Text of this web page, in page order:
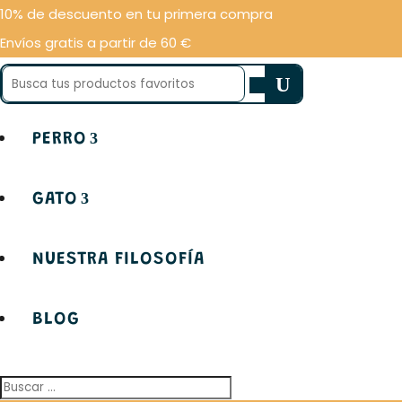
10% de descuento en tu primera compra
Envíos gratis a partir de 60 €
Buscar:
PERRO
GATO
NUESTRA FILOSOFÍA
BLOG